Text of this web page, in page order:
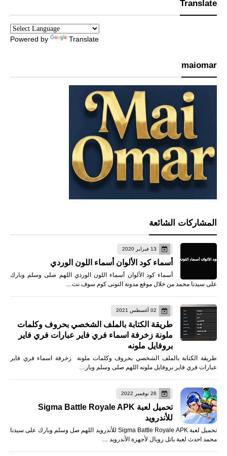
Translate
Powered by Translate
maiomar
المشاركات الشائعة
13 فبراير 2020
أسماء كود الألوان أسماء اللون الوردي
أسماء كود الألوان أسماء اللون الوردي اللهم صلى وسلم وبارك
على سيدنا محمد من خلال موقع مدونة التونى كوم سوف نت…
02 أغسطس 2021
طريقة الكتابة بالملف الشخصي بحروف وكلمات
ملونة زخرفة اسماء فري فاير عبارات فري فاير
بروفايل ملونه
طريقة الكتابة بالملف الشخصي بحروف وكلمات ملونة زخرفة اسماء فري فاير
عبارات فري فاير بروفايل ملونه اللهم صلى وسلم وبار…
26 نوفمبر 2022
تحميل لعبة Sigma Battle Royale APK
للأندرويد
تحميل لعبة Sigma Battle Royale APK للأندرويد اللهم صل وسلم وبارك على سيدنا
محمد احدث لعبة باتل رويال لأجهزة الأندرويد …